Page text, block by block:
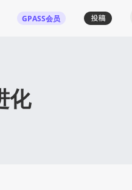
GPASS会员
化